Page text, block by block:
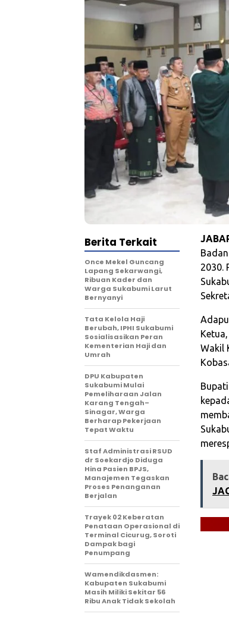
2030.
Wakil
Berita Terkait
Once Mekel Guncang
Lapang Sekarwangi,
Ribuan Kader dan
Warga Sukabumi Larut
Bernyanyi
Tata Kelola Haji
Berubah, IPHI Sukabumi
Sosialisasikan Peran
Kementerian Haji dan
Umrah
‎DPU Kabupaten
Sukabumi Mulai
Pemeliharaan Jalan
Karang Tengah–
Sinagar, Warga
Berharap Pekerjaan
Tepat Waktu
Staf Administrasi RSUD
dr Soekardjo Diduga
Hina Pasien BPJS,
Manajemen Tegaskan
Proses Penanganan
Berjalan
‎Trayek 02 Keberatan
Penataan Operasional di
Terminal Cicurug, Soroti
Dampak bagi
Penumpang
Wamendikdasmen:
Kabupaten Sukabumi
Masih Miliki Sekitar 56
Ribu Anak Tidak Sekolah